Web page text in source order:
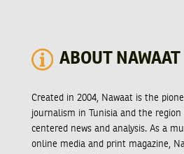
ABOUT NAWAAT
Created in 2004, Nawaat is the
journalism in Tunisia and the region
centered news and analysis. As a
online media and print magazine,